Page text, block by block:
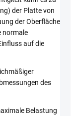
der Platte von
der Oberfläche
normale
auf die
des
Belastung